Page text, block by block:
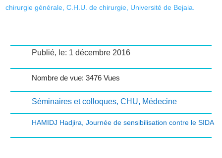
chirurgie générale, C.H.U. de chirurgie, Université de Bejaia.
Publié, le: 1 décembre 2016
Nombre de vue: 3476 Vues
Séminaires et colloques, CHU, Médecine
HAMIDJ Hadjira Journée de sensibilisation contre le SIDA